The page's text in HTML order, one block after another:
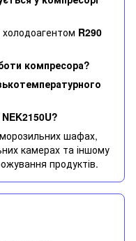
R290
компресора?
шафах,
камерах та іншому
продуктів.